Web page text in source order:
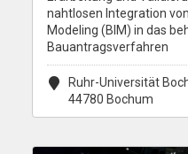
nahtlosen Integration
Modeling (BIM) in das
Bauantragsverfahren
Ruhr-Universität
44780 Bochum